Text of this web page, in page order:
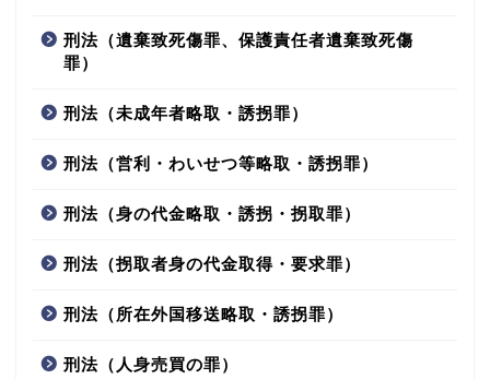
刑法（遺棄致死傷罪、保護責任者遺棄致死傷
罪）
刑法（未成年者略取・誘拐罪）
刑法（営利・わいせつ等略取・誘拐罪）
刑法（身の代金略取・誘拐・拐取罪）
刑法（拐取者身の代金取得・要求罪）
刑法（所在外国移送略取・誘拐罪）
刑法（人身売買の罪）